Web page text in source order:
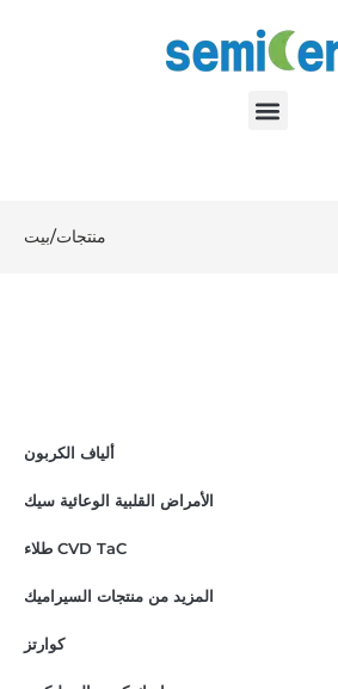
بيت/منتجات
ألياف الكربون
الأمراض القلبية الوعائية سيك
طلاء CVD TaC
المزيد من منتجات السيراميك
كوارتز